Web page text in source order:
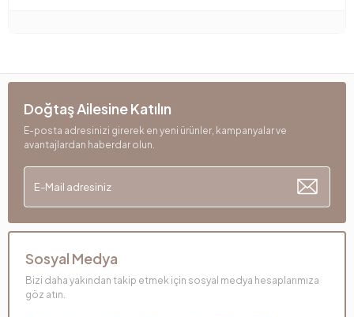
Doğtaş Ailesine Katılın
E-posta adresinizi girerek en yeni ürünler, kampanyalar ve
avantajlardan haberdar olun.
Sosyal Medya
Bizi daha yakından takip etmek için sosyal medya hesaplarımıza
göz atın.